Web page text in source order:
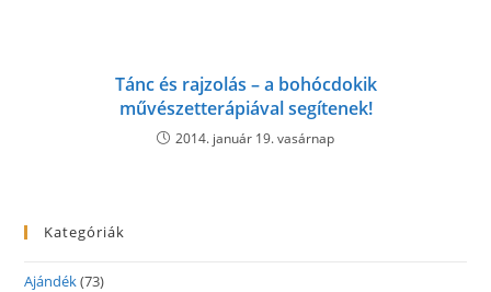
Tánc és rajzolás – a bohócdokik
művészetterápiával segítenek!
2014. január 19. vasárnap
Kategóriák
Ajándék(73)